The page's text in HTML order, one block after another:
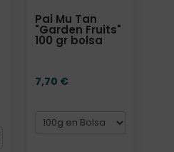
Pai Mu Tan
"Garden Fruits"
100 gr bolsa
7,70 €